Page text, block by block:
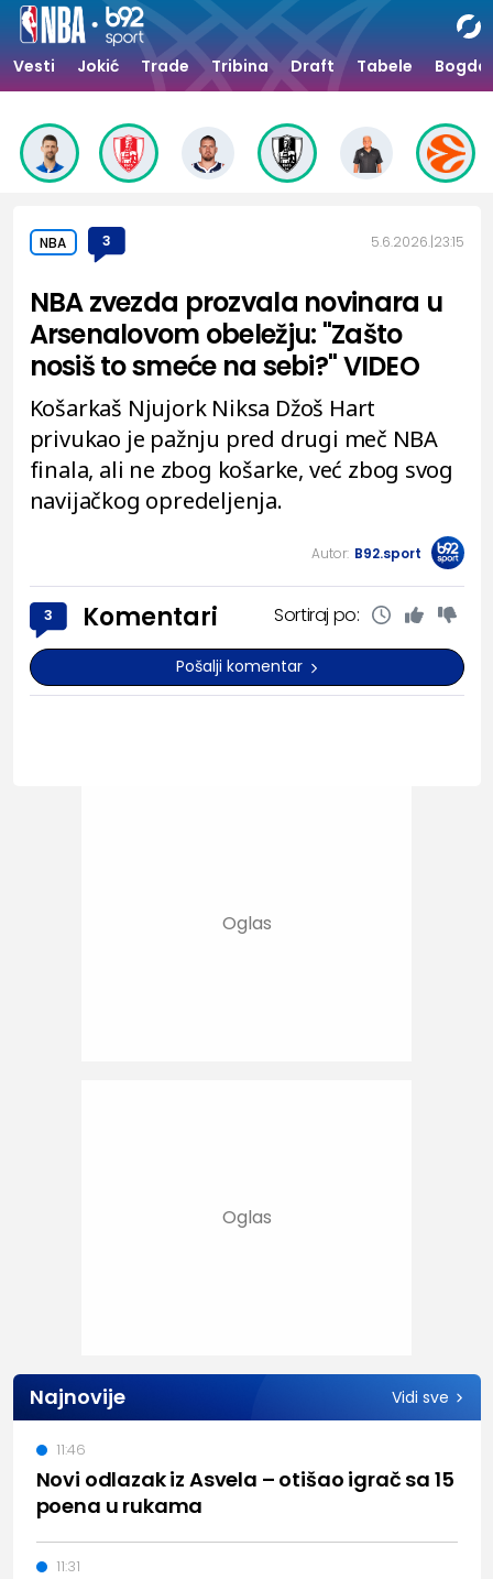
Vesti Jokić Trade Tribina Draft Tabele
NBA 3 5.6.2026. 23:15
NBA zvezda prozvala novinara u
Arsenalovom obeležju: "Zašto
nosiš to smeće na sebi?" VIDEO
Košarkaš Njujork Niksa Džoš Hart
privukao je pažnju pred drugi meč NBA
finala, ali ne zbog košarke, već zbog svog
navijačkog opredeljenja.
Autor: B92.sport
3 Komentari Sortiraj po:
Pošalji komentar
Najnovije Vidi sve
Novi odlazak iz Asvela – otišao igrač sa 15
poena u rukama
11:46
11:31